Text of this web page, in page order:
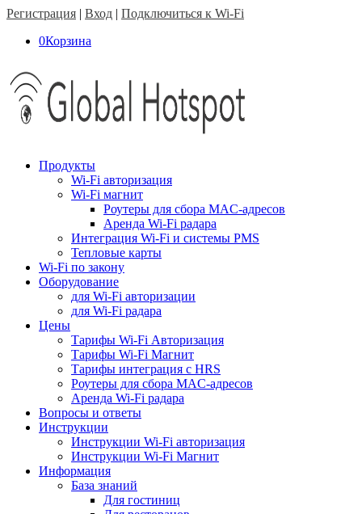
Регистрация | Вход | Подключиться к Wi-Fi
0Корзина
Продукты
Wi-Fi авторизация
Wi-Fi магнит
Роутеры для сбора MAC-адресов
Аренда Wi-Fi радара
Интеграция Wi-Fi и системы PMS
Тепловые карты
Wi-Fi по закону
Оборудование
для Wi-Fi авторизации
для Wi-Fi радара
Цены
Тарифы Wi-Fi Авторизация
Тарифы Wi-Fi Магнит
Тарифы интеграция с HRS
Роутеры для сбора MAC-адресов
Аренда Wi-Fi радара
Вопросы и ответы
Инструкции
Инструкции Wi-Fi авторизация
Инструкции Wi-Fi Магнит
Информация
База знаний
Для гостиниц